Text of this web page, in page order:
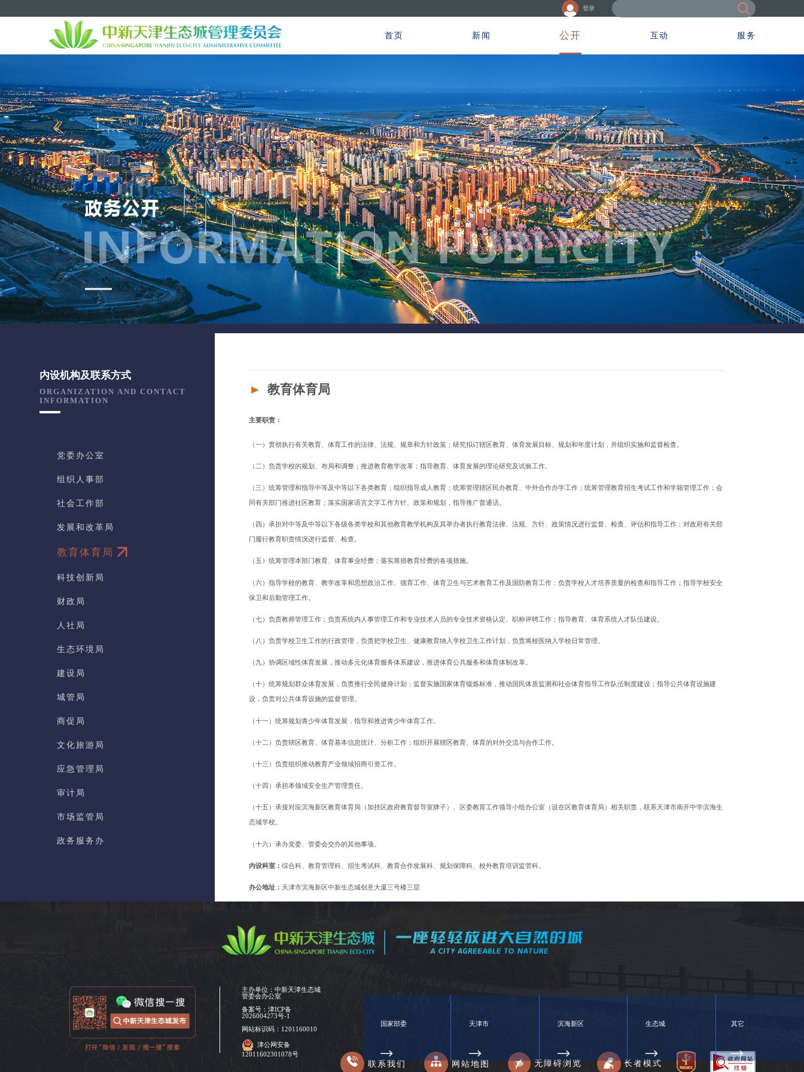
登录
首页 新闻 公开 互动 服务
内设机构及联系方式
ORGANIZATION AND CONTACT
INFORMATION
党委办公室
组织人事部
社会工作部
发展和改革局
教育体育局
科技创新局
财政局
人社局
生态环境局
建设局
城管局
商促局
文化旅游局
应急管理局
审计局
市场监管局
政务服务办
群团工作部
图书档案馆
► 教育体育局
主要职责：
（一）贯彻执行有关教育、体育工作的法律、法规、规章和方针政策；研究拟订辖区教育、体育发展目标、规划和年度计划，并组织实施和监督检查。
（二）负责学校的规划、布局和调整；推进教育教学改革；指导教育、体育发展的理论研究及试验工作。
（三）统筹管理和指导中等及中等以下各类教育；组织指导成人教育；统筹管理辖区民办教育、中外合作办学工作；统筹管理教育招生考试工作和学籍管理工作；会
同有关部门推进社区教育；落实国家语言文字工作方针、政策和规划，指导推广普通话。
（四）承担对中等及中等以下各级各类学校和其他教育教学机构及其举办者执行教育法律、法规、方针、政策情况进行监督、检查、评估和指导工作；对政府有关部
门履行教育职责情况进行监督、检查。
（五）统筹管理本部门教育、体育事业经费；落实筹措教育经费的各项措施。
（六）指导学校的教育、教学改革和思想政治工作、德育工作、体育卫生与艺术教育工作及国防教育工作；负责学校人才培养质量的检查和指导工作；指导学校安全
保卫和后勤管理工作。
（七）负责教师管理工作；负责系统内人事管理工作和专业技术人员的专业技术资格认定、职称评聘工作；指导教育、体育系统人才队伍建设。
（八）负责学校卫生工作的行政管理，负责把学校卫生、健康教育纳入学校卫生工作计划，负责将校医纳入学校日常管理。
（九）协调区域性体育发展，推动多元化体育服务体系建设，推进体育公共服务和体育体制改革。
（十）统筹规划群众体育发展，负责推行全民健身计划；监督实施国家体育锻炼标准，推动国民体质监测和社会体育指导工作队伍制度建设；指导公共体育设施建
设，负责对公共体育设施的监督管理。
（十一）统筹规划青少年体育发展，指导和推进青少年体育工作。
（十二）负责辖区教育、体育基本信息统计、分析工作；组织开展辖区教育、体育的对外交流与合作工作。
（十三）负责组织推动教育产业领域招商引资工作。
（十四）承担本领域安全生产管理责任。
（十五）承接对应滨海新区教育体育局（加挂区政府教育督导室牌子）、区委教育工作领导小组办公室（设在区教育体育局）相关职责，联系天津市南开中学滨海生
态城学校。
（十六）承办党委、管委会交办的其他事项。
内设科室：综合科、教育管理科、招生考试科、教育合作发展科、规划保障科、校外教育培训监管科。
办公地址： 天津市滨海新区中新生态城创意大厦三号楼三层
负责人姓名： 孙月
联系电话：022-67289022
主办单位：中新天津生态城
管委会办公室
备案号：津ICP备
2026004273号-1
网站标识码：1201160010
津公网安备
12011602301078号
联系我们 网站地图 无障碍浏览 长者模式
国家部委 天津市 滨海新区 生态城 其它